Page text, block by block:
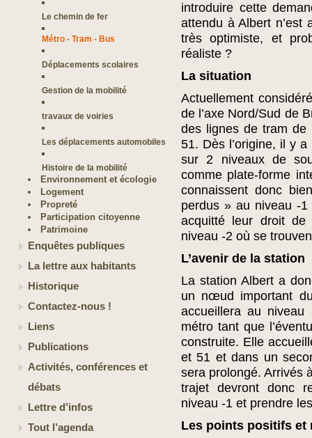
Le chemin de fer
Métro - Tram - Bus
Déplacements scolaires
Gestion de la mobilité
travaux de voiries
Les déplacements automobiles
Histoire de la mobilité
Environnement et écologie
Logement
Propreté
Participation citoyenne
Patrimoine
Enquêtes publiques
La lettre aux habitants
Historique
Contactez-nous !
Liens
Publications
Activités, conférences et
débats
Lettre d’infos
Tout l’agenda
introduire cette
attendu à Albert n’est
très optimiste, et
réaliste ?
La situation
Actuellement
de l’axe Nord/Sud de
des lignes de tram
51. Dès l’origine, il y
sur 2 niveaux de
comme plate-forme
connaissent donc
perdus » au niveau -
acquitté leur droit de
niveau -2 où se
L’avenir de la station
La station Albert a
un nœud important
accueillera au
métro tant que
construite. Elle
et 51 et dans un
sera prolongé. Arrivés
trajet devront donc
niveau -1 et prendre
Les points positifs